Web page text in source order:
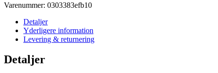
Varenummer: 0303383efb10
Detaljer
Yderligere information
Levering & returnering
Detaljer